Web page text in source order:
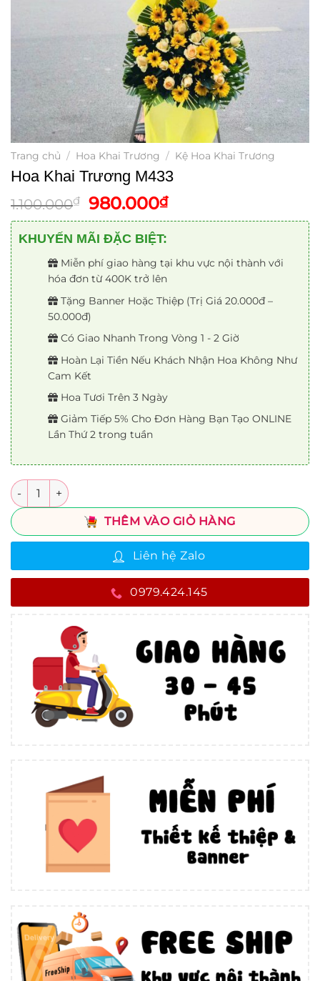
Trang chủ / Hoa Khai Trương / Kệ Hoa Khai Trương
Hoa Khai Trương M433
1.100.000₫
Giá
gốc
là:
1.100.000₫.
980.000₫Giá
hiện
là:
980.000₫.
KHUYẾN MÃI ĐẶC BIỆT:
Miễn phí giao hàng tại khu vực nội thành với
hóa đơn từ 400K trở lên
Tặng Banner Hoặc Thiệp (Trị Giá 20.000đ –
50.000đ)
Có Giao Nhanh Trong Vòng 1 - 2 Giờ
Hoàn Lại Tiền Nếu Khách Nhận Hoa Không Như
Cam Kết
Hoa Tươi Trên 3 Ngày
Giảm Tiếp 5% Cho Đơn Hàng Bạn Tạo ONLINE
Lần Thứ 2 trong tuần
Số lượng
THÊM VÀO GIỎ HÀNG
Liên hệ Zalo
0979.424.145